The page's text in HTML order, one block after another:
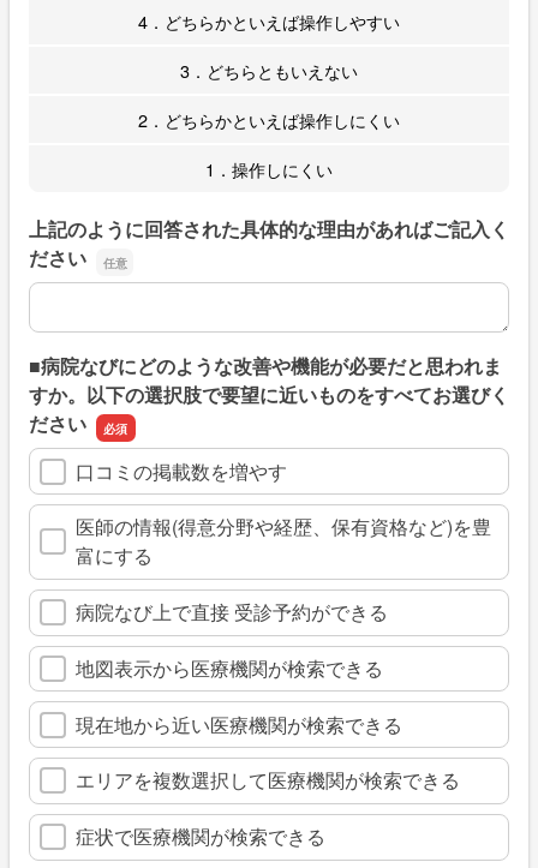
4．どちらかといえば操作しやすい
3．どちらともいえない
2．どちらかといえば操作しにくい
1．操作しにくい
上記のように回答された具体的な理由があればご記入く
ださい
上記のように回答された具体的な理由があればご記入くだ
■病院なびにどのような改善や機能が必要だと思われま
すか。以下の選択肢で要望に近いものをすべてお選びく
ださい
口コミの掲載数を増やす
医師の情報(得意分野や経歴、保有資格など)を豊
富にする
病院なび上で直接 受診予約ができる
地図表示から医療機関が検索できる
現在地から近い医療機関が検索できる
エリアを複数選択して医療機関が検索できる
症状で医療機関が検索できる